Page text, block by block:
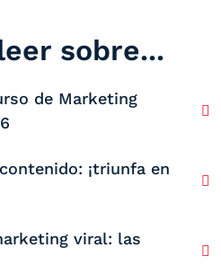
sobre...
de Marketing
¡triunfa en
viral: las